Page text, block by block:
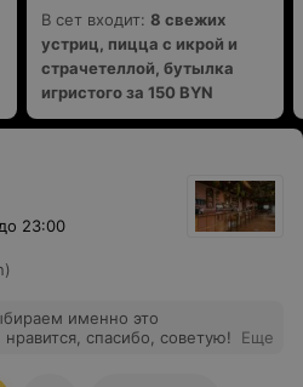
В сет входит: 8 свежих
устриц, пицца с икрой и
страчетеллой, бутылка
игристого за 150 BYN
до 23:00
именно это
спасибо, советую!
Еще